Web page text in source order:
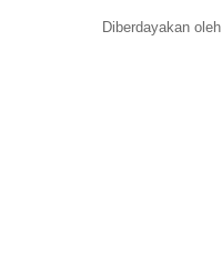
Diberdayakan oleh